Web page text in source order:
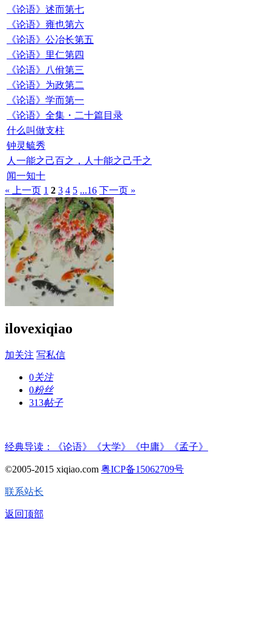
《论语》述而第七
《论语》雍也第六
《论语》公冶长第五
《论语》里仁第四
《论语》八佾第三
《论语》为政第二
《论语》学而第一
《论语》全集・二十篇目录
什么叫做支柱
钟灵毓秀
人一能之己百之，人十能之己千之
闻一知十
« 上一页 1 2 3 4 5 ...16 下一页 »
ilovexiqiao
加关注 写私信
0关注
0粉丝
313帖子
经典导读：《论语》《大学》《中庸》《孟子》
©2005-2015 xiqiao.com 粤ICP备15062709号
联系站长
返回顶部